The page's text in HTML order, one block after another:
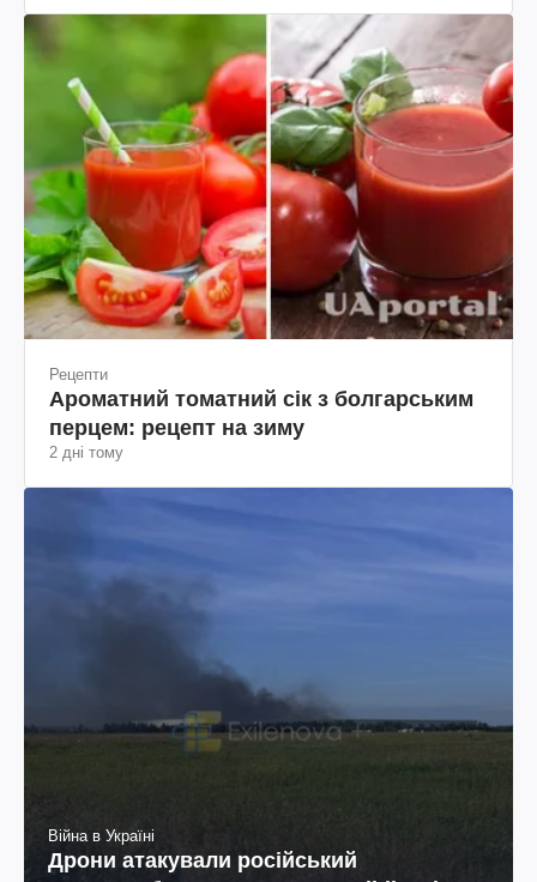
Рецепти
Ароматний томатний сік з болгарським
перцем: рецепт на зиму
2 дні тому
Війна в Україні
Дрони атакували російський